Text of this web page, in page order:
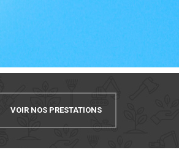
VOIR NOS PRESTATIONS